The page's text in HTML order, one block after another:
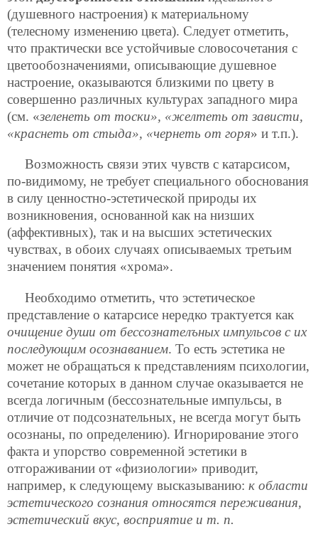
(душевного настроения) к материальному
(телесному изменению цвета). Следует отметить,
что практически все устойчивые словосочетания с
цветообозначениями, описывающие душевное
настроение, оказываются близкими по цвету в
совершенно различных культурах западного мира
(см. «зеленеть от тоски», «желтеть от зависти,
«краснеть от стыда», «чернеть от горя» и т.п.).
Возможность связи этих чувств с катарсисом,
по-видимому, не требует специального обоснования
в силу ценностно-эстетической природы их
возникновения, основанной как на низших
(аффективных), так и на высших эстетических
чувствах, в обоих случаях описываемых третьим
значением понятия «хрома».
Необходимо отметить, что эстетическое
представление о катарсисе нередко трактуется как
очищение души от бессознателъных импульсов с их
последующим осознаванием. То есть эстетика не
может не обращаться к представлениям психологии,
сочетание которых в данном случае оказывается не
всегда логичным (бессознательные импульсы, в
отличие от подсознательных, не всегда могут быть
осознаны, по определению). Игнорирование этого
факта и упорство современной эстетики в
отгораживании от «физиологии» приводит,
например, к следующему высказыванию: к области
эстетического сознания относятся переживания,
эстетический вкус, восприятие и т. п.